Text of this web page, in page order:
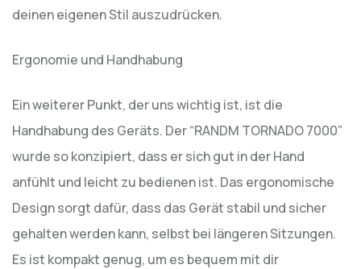
deinen eigenen Stil auszudrücken.
Ergonomie und Handhabung
Ein weiterer Punkt, der uns wichtig ist, ist die
Handhabung des Geräts. Der “RANDM TORNADO 7000”
wurde so konzipiert, dass er sich gut in der Hand
anfühlt und leicht zu bedienen ist. Das ergonomische
Design sorgt dafür, dass das Gerät stabil und sicher
gehalten werden kann, selbst bei längeren Sitzungen.
Es ist kompakt genug, um es bequem mit dir